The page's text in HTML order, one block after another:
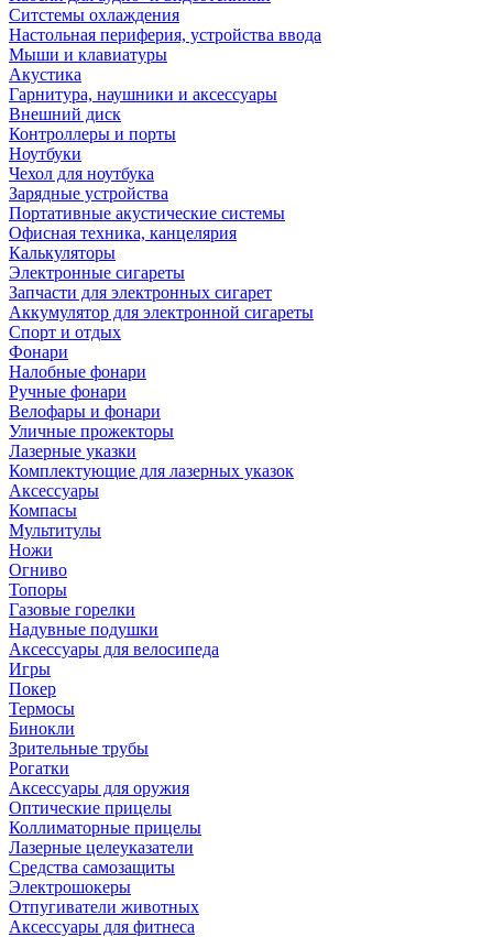
Ситстемы охлаждения
Настольная периферия, устройства ввода
Мыши и клавиатуры
Акустика
Гарнитура, наушники и аксессуары
Внешний диск
Контроллеры и порты
Ноутбуки
Чехол для ноутбука
Зарядные устройства
Портативные акустические системы
Офисная техника, канцелярия
Калькуляторы
Электронные сигареты
Запчасти для электронных сигарет
Аккумулятор для электронной сигареты
Спорт и отдых
Фонари
Налобные фонари
Ручные фонари
Велофары и фонари
Уличные прожекторы
Лазерные указки
Комплектующие для лазерных указок
Аксессуары
Компасы
Мультитулы
Ножи
Огниво
Топоры
Газовые горелки
Надувные подушки
Аксессуары для велосипеда
Игры
Покер
Термосы
Бинокли
Зрительные трубы
Рогатки
Аксессуары для оружия
Оптические прицелы
Коллиматорные прицелы
Лазерные целеуказатели
Средства самозащиты
Электрошокеры
Отпугиватели животных
Аксессуары для фитнеса